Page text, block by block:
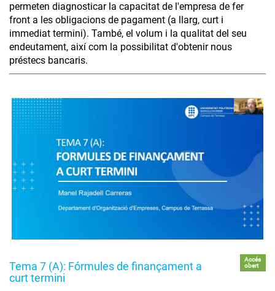
permeten diagnosticar la capacitat de l'empresa de fer
front a les obligacions de pagament (a llarg, curt i
immediat termini). També, el volum i la qualitat del seu
endeutament, així com la possibilitat d'obtenir nous
préstecs bancaris.
Tema 7 (A): Fórmules de finançament a
curt termini
Accés
obert